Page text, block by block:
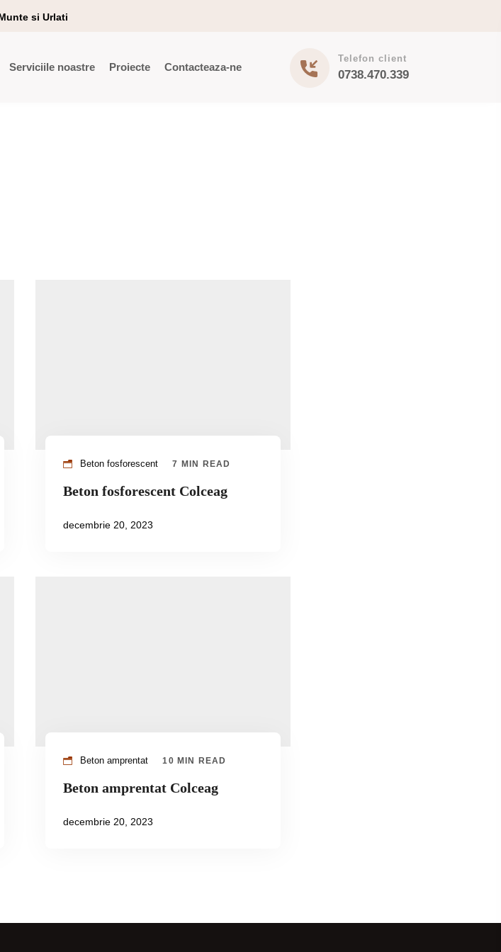
si Urlati
Telefon client
0738.470.339
Serviciile noastre Proiecte Contacteaza-ne
Beton fosforescent 7 MIN READ
Beton fosforescent Colceag
decembrie 20, 2023
Beton amprentat 10 MIN READ
Beton amprentat Colceag
decembrie 20, 2023